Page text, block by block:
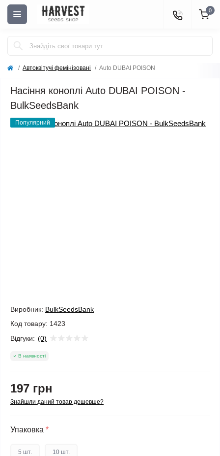
0
Автоквітучі фемінізовані Auto DUBAI POISON
Насіння коноплі Auto DUBAI POISON -
BulkSeedsBank
Популярний
Виробник: BulkSeedsBank
Код товару: 1423
Відгуки: (0)
В наявності
197 грн
Знайшли даний товар дешевше?
Упаковка *
5 шт. 10 шт.